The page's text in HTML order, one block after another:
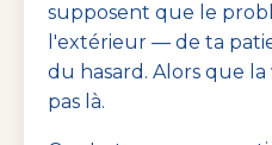
supposent que le
l'extérieur — de ta
du hasard. Alors que
pas là.